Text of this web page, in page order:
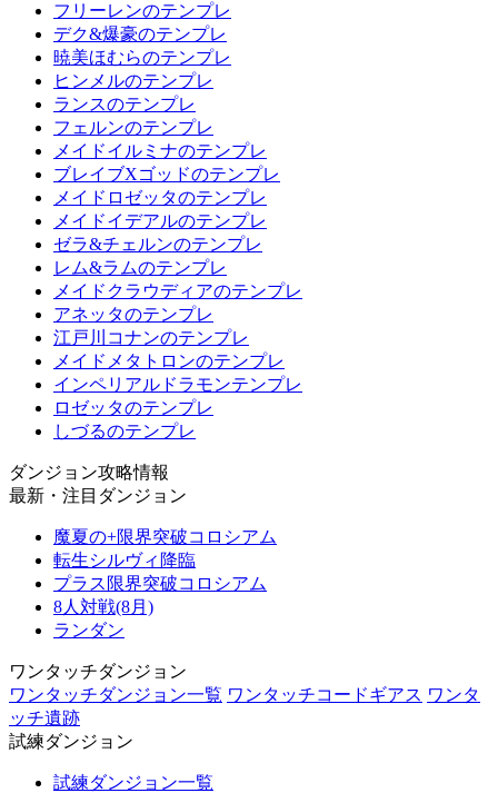
フリーレンのテンプレ
デク&爆豪のテンプレ
暁美ほむらのテンプレ
ヒンメルのテンプレ
ランスのテンプレ
フェルンのテンプレ
メイドイルミナのテンプレ
ブレイブXゴッドのテンプレ
メイドロゼッタのテンプレ
メイドイデアルのテンプレ
ゼラ&チェルンのテンプレ
レム&ラムのテンプレ
メイドクラウディアのテンプレ
アネッタのテンプレ
江戸川コナンのテンプレ
メイドメタトロンのテンプレ
インペリアルドラモンテンプレ
ロゼッタのテンプレ
しづるのテンプレ
ダンジョン攻略情報
最新・注目ダンジョン
魔夏の+限界突破コロシアム
転生シルヴィ降臨
プラス限界突破コロシアム
8人対戦(8月)
ランダン
ワンタッチダンジョン
ワンタッチダンジョン一覧 ワンタッチコードギアス ワンタ
ッチ遺跡
試練ダンジョン
試練ダンジョン一覧